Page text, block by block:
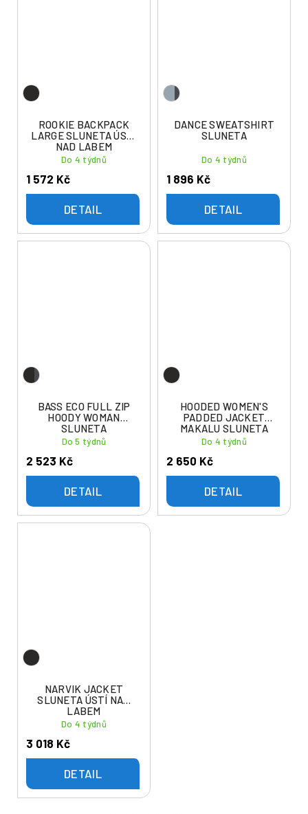
ROOKIE BACKPACK
LARGE SLUNETA ÚSTÍ
NAD LABEM
Do 4 týdnů
1 572 Kč
DETAIL
DANCE SWEATSHIRT
SLUNETA
Do 4 týdnů
1 896 Kč
DETAIL
BASS ECO FULL ZIP
HOODY WOMAN
SLUNETA
Do 5 týdnů
2 523 Kč
DETAIL
HOODED WOMEN'S
PADDED JACKET
MAKALU SLUNETA
Do 4 týdnů
2 650 Kč
DETAIL
NARVIK JACKET
SLUNETA ÚSTÍ NAD
LABEM
Do 4 týdnů
3 018 Kč
DETAIL